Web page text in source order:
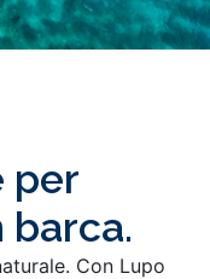
per
barca.
Con Lupo